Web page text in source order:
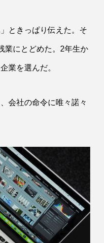
ときっぱり伝えた。そ
業にとどめた。2年生か
業を選んだ。
会社の命令に唯々諾々